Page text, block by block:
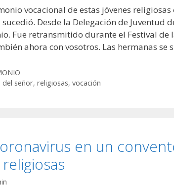
vocacional de estas jóvenes
Desde la Delegación de Juventud
Fue retransmitido durante el Festival de
ahora con vosotros. Las hermanas se
del señor,religiosas,vocación
en un